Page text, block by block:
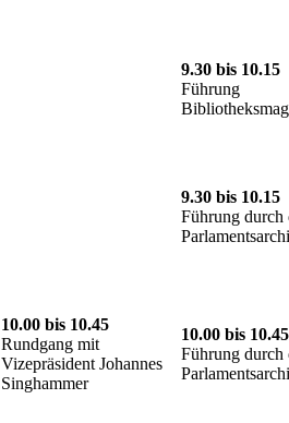
9.30 bis 10.15
Führung
9.30 bis 10.15
Führung durch
10.00 bis 10.45
Rundgang mit
Vizepräsident Johannes
Singhammer
10.00 bis 10.45
Führung durch